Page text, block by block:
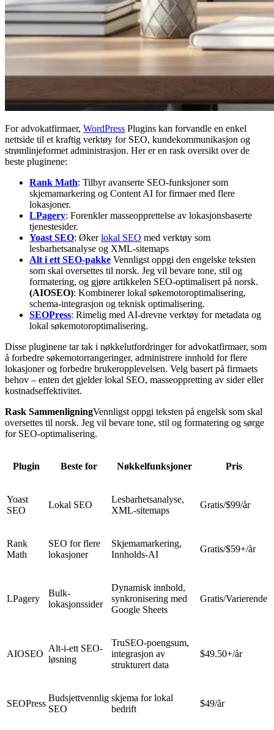
For advokatfirmaer, WordPress Plugins kan forvandle en enkel
nettside til et kraftig verktøy for SEO, kundekommunikasjon og
strømlinjeformet administrasjon. Her er en rask oversikt over de
beste pluginene:
Rank Math: Tilbyr avanserte SEO-funksjoner som
skjemamarkering og Content AI for firmaer med flere
lokasjoner.
LPagery: Forenkler masseopprettelse av lokasjonsbaserte
tjenestesider.
Yoast SEO: Økerlokal SEO med verktøy som
lesbarhetsanalyse og XML-sitemaps
Alt i ett SEO-pakke Vennligst oppgi den engelske teksten
som skal oversettes til norsk. Jeg vil bevare tone, stil og
formatering, og gjøre artikkelen SEO-optimalisert på norsk.
(AIOSEO): Kombinerer lokal søkemotoroptimalisering,
schema-integrasjon og teknisk optimalisering.
SEOPress: Rimelig med AI-drevne verktøy for metadata og
lokal søkemotoroptimalisering.
Disse pluginene tar tak i nøkkelutfordringer for advokatfirmaer, som
å forbedre søkemotorrangeringer, administrere innhold for flere
lokasjoner og forbedre brukeropplevelsen. Velg basert på firmaets
behov – enten det gjelder lokal SEO, masseoppretting av sider eller
kostnadseffektivitet.
Rask SammenligningVennligst oppgi teksten på engelsk som skal
oversettes til norsk. Jeg vil bevare tone, stil og formatering og sørge
for SEO-optimalisering.
Plugin Beste for Nøkkelfunksjoner Pris
Yoast
SEO
Lokal SEO
Lesbarhetsanalyse,
XML-sitemaps
Gratis/$99/år
Rank
Math
SEO for flere
lokasjoner
Skjemamarkering,
Innholds-AI
Gratis/$59+/år
LPagery
Bulk-
lokasjonssider
Dynamisk innhold,
synkronisering med
Google Sheets
Gratis/Varierende
AIOSEO
Alt-i-ett SEO-
løsning
TruSEO-poengsum,
integrasjon av
strukturert data
$49.50+/år
SEOPress
Budsjettvennlig
SEO
skjema for lokal
bedrift
$49/år